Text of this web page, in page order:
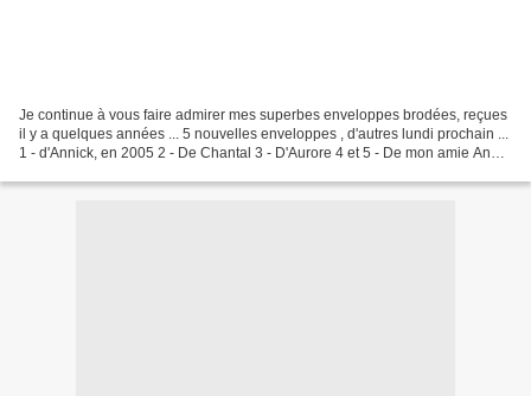
Je continue à vous faire admirer mes superbes enveloppes brodées, reçues
il y a quelques années ... 5 nouvelles enveloppes , d'autres lundi prochain ...
1 - d'Annick, en 2005 2 - De Chantal 3 - D'Aurore 4 et 5 - De mon amie Anne-